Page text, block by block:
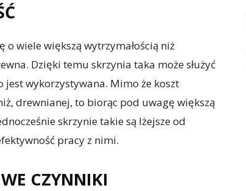
wiele większą wytrzymałością niż
Dzięki temu skrzynia taka może służyć
jest wykorzystywana. Mimo że koszt
drewnianej, to biorąc pod uwagę większą
skrzynie takie są lżejsze od
pracy z nimi.
CZYNNIKI